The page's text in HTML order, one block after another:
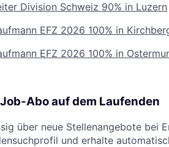
Division Schweiz 90% in Luzern
EFZ 2026 100% in
EFZ 2026 100% in
Abo auf dem Laufenden
über neue Stellenangebote bei
und erhalte